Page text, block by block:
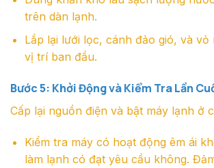
trên dàn lạnh.
Lắp lại lưới lọc, cánh đảo gió, và vỏ
vị trí ban đầu.
Bước 5: Khởi Động và Kiểm Tra Lần
Cấp lại nguồn điện và bật máy lạnh ở
Kiểm tra máy có hoạt động êm ái
làm lạnh có đạt yêu cầu không.